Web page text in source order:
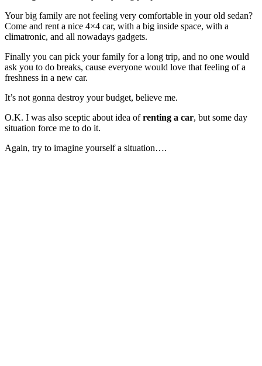
Your big family are not feeling very comfortable in your old sedan?
Come and rent a nice 4×4 car, with a big inside space, with a
climatronic, and all nowadays gadgets.
Finally you can pick your family for a long trip, and no one would
ask you to do breaks, cause everyone would love that feeling of a
freshness in a new car.
It’s not gonna destroy your budget, believe me.
O.K. I was also sceptic about idea ofrenting a car, but some day
situation force me to do it.
Again, try to imagine yourself a situation….